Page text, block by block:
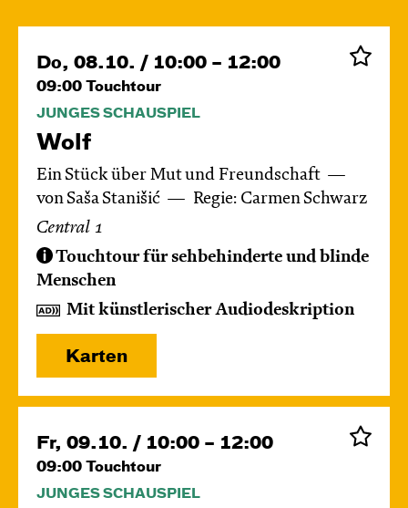
Do, 08.10. / 10:00 – 12:00
09:00 Touchtour
JUNGES SCHAUSPIEL
Wolf
Ein Stück über Mut und Freundschaft
von Saša Stanišić
Regie: Carmen Schwarz
Central 1
Touchtour für sehbehinderte und blinde
Menschen
Mit künstlerischer Audiodeskription
Karten
Fr, 09.10. / 10:00 – 12:00
09:00 Touchtour
JUNGES SCHAUSPIEL